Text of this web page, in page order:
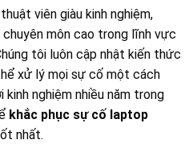
viên giàu kinh nghiệm,
môn cao trong lĩnh vực
tôi luôn cập nhật kiến thức
xử lý mọi sự cố một cách
kinh nghiệm nhiều năm trong
khắc phục sự cố laptop
nhất.